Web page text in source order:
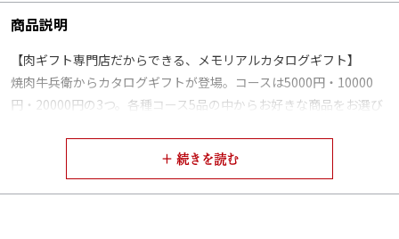
商品説明
【肉ギフト専門店だからできる、メモリアルカタログギフト】
焼肉牛兵衛からカタログギフトが登場。コースは5000円・10000
円・20000円の3つ。各種コース5品の中からお好きな商品をお選び
【お届け先様はオンラインで商品のご注文】